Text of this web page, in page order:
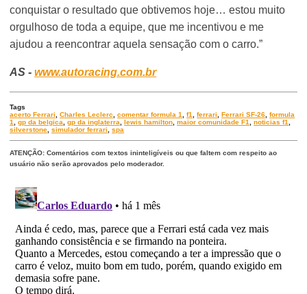
conquistar o resultado que obtivemos hoje… estou muito
orgulhoso de toda a equipe, que me incentivou e me
ajudou a reencontrar aquela sensação com o carro.”
AS -www.autoracing.com.br
Tags
acerto Ferrari
,Charles Leclerc ,comentar formula 1 ,f1 ,ferrari ,Ferrari SF-26 ,formula
1
,gp da belgica ,gp da inglaterra ,lewis hamilton ,maior comunidade F1 ,noticias f1
silverstone ,simulador ferrari ,spa
ATENÇÃO: Comentários com textos ininteligíveis ou que faltem com respeito ao
usuário não serão aprovados pelo moderador.